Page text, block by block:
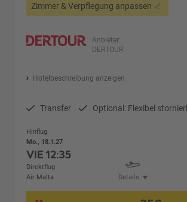
Zimmer & Verpflegung anpassen
Anbieter:
DERTOUR
Hotelbeschreibung anzeigen
Transfer Optional: Flexibel
Hinflug
Mo., 18.1.27
VIE12:35
Direktflug
Air Malta
Details